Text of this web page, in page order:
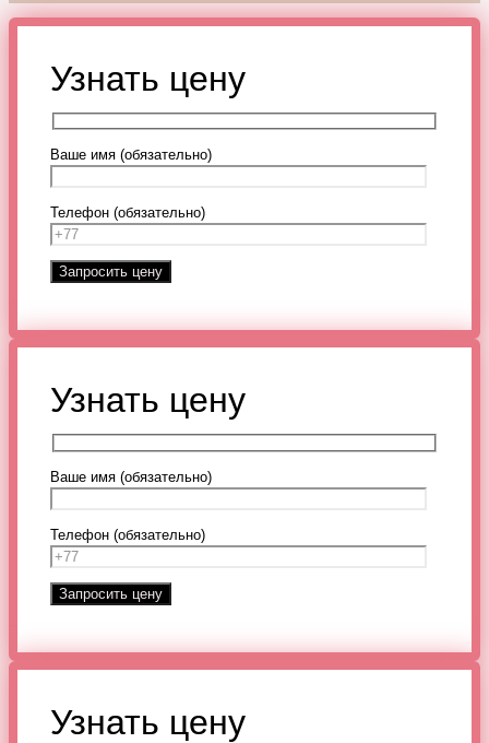
Узнать цену
Ваше имя (обязательно)
Телефон (обязательно)
Узнать цену
Ваше имя (обязательно)
Телефон (обязательно)
Узнать цену